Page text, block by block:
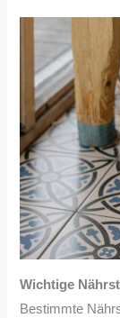
Wichtige
Bestimmte